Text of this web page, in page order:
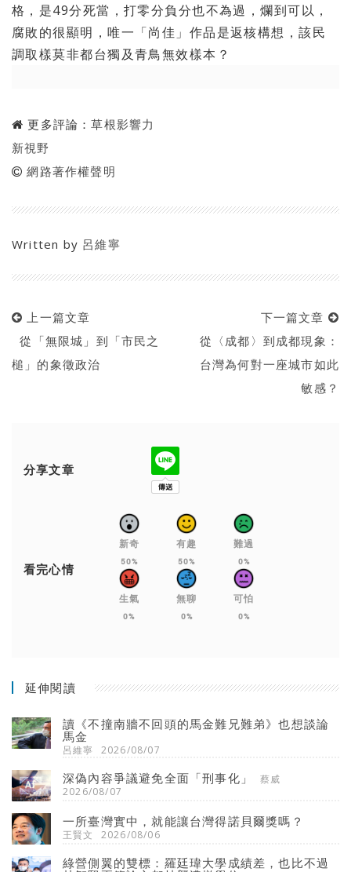
格， 是49分死當，打零分負分也不為過，爛到可以，
腐敗的很顯明，唯一「尚佳」作品是返核構想，該民
調取樣莫非都台獨及青鳥無效樣本？
更多評論：草根影響力
新視野
網路著作權聲明
Written by 呂維寧
上一篇文章
從「無限城」到「市民之
槌」的象徵政治
下一篇文章
從〈成都〉到成都現象：
台灣為何對一座城市如此
敏感？
分享文章
看完心情
新奇
50%
有趣
50%
難過
0%
生氣
0%
無聊
0%
可怕
0%
延伸閱讀
讀《不撞南牆不回頭的馬金難兄難弟》也想談論
馬金
呂維寧 2026/08/07
深偽內容爭議避免全面「刑事化」
蔡威
2026/08/07
一所臺灣實中，就能讓台灣得諾貝爾獎嗎？
王賢文 2026/08/06
綠營側翼的雙標：羅廷瑋大學成績差，也比不過